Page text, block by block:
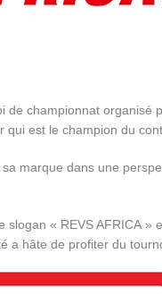
de championnat organisé
est le champion du
marque dans une
« REVS AFRICA »
a hâte de profiter du